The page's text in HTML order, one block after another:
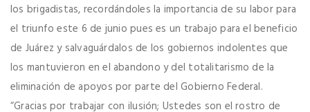
los brigadistas, recordándoles la importancia de su labor para
el triunfo este 6 de junio pues es un trabajo para el beneficio
de Juárez y salvaguárdalos de los gobiernos indolentes que
los mantuvieron en el abandono y del totalitarismo de la
eliminación de apoyos por parte del Gobierno Federal.
“Gracias por trabajar con ilusión; Ustedes son el rostro de